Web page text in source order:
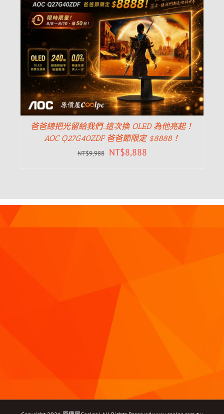
爸爸總把光留給我們…這次換 OLED 為他亮起！
AOC Q27G40ZDF 爸爸節限定 $8888！
NT$9,988 NT$8,888